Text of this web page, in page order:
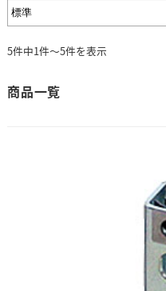
5件中1件～5件を表示
商品一覧